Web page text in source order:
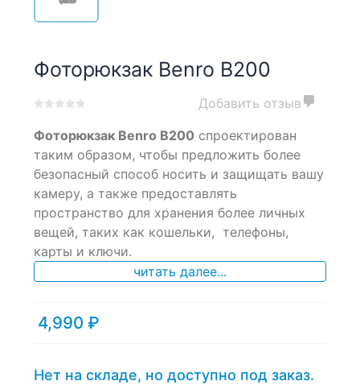
Фоторюкзак Benro B200
out
on
customer
ratings
Добавить отзыв
Фоторюкзак Benro B200 спроектирован
таким образом, чтобы предложить более
безопасный способ носить и защищать вашу
камеру, а также предоставлять
пространство для хранения более личных
вещей, таких как кошельки, телефоны,
карты и ключи.
читать далее...
4,990 ₽
Нет на складе, но доступно под заказ.